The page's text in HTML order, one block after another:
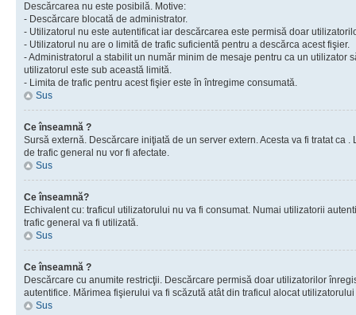
Descărcarea nu este posibilă. Motive:
- Descărcare blocată de administrator.
- Utilizatorul nu este autentificat iar descărcarea este permisă doar
- Utilizatorul nu are o limită de trafic suficientă pentru a descărca acest fişier.
- Administratorul a stabilit un număr minim de mesaje pentru ca un utilizator
utilizatorul este sub această limită.
- Limita de trafic pentru acest fişier este în întregime consumată.
Sus
Ce înseamnă ?
Sursă externă. Descărcare iniţiată de un server extern. Acesta va fi tratat ca
de trafic general nu vor fi afectate.
Sus
Ce înseamnă?
Echivalent cu: traficul utilizatorului nu va fi consumat. Numai utilizatorii
trafic general va fi utilizată.
Sus
Ce înseamnă ?
Descărcare cu anumite restricţii. Descărcare permisă doar utilizatorilor
autentifice. Mărimea fişierului va fi scăzută atât din traficul alocat
Sus